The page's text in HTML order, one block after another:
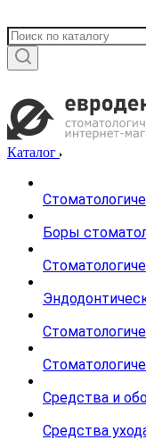
Каталог
Боры
Средства и
Средства